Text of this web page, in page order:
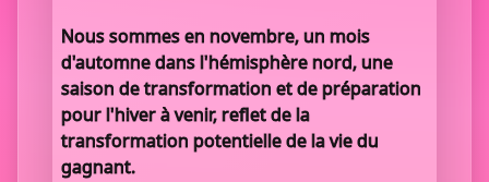
Nous sommes en novembre, un mois
d'automne dans l'hémisphère nord, une
saison de transformation et de préparation
pour l'hiver à venir, reflet de la
transformation potentielle de la vie du
gagnant.